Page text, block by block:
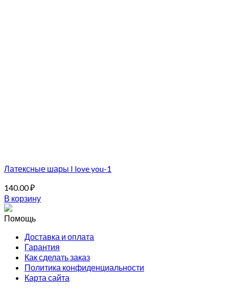
Латексные шары I love you-1
140.00₽
В корзину
Помощь
Доставка и оплата
Гарантия
Как сделать заказ
Политика конфиденциальности
Карта сайта